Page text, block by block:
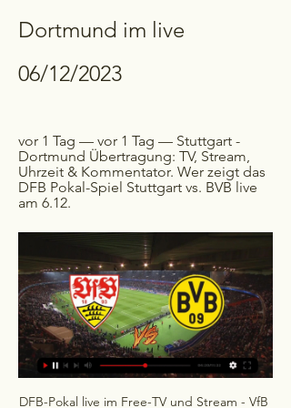
Dortmund im live
06/12/2023
vor 1 Tag — vor 1 Tag — Stuttgart -
Dortmund Übertragung: TV, Stream,
Uhrzeit & Kommentator. Wer zeigt das
DFB Pokal-Spiel Stuttgart vs. BVB live
am 6.12.
DFB-Pokal live im Free-TV und Stream - VfB